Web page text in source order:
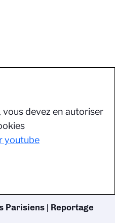
devez en autoriser
youtube
Parisiens | Reportage